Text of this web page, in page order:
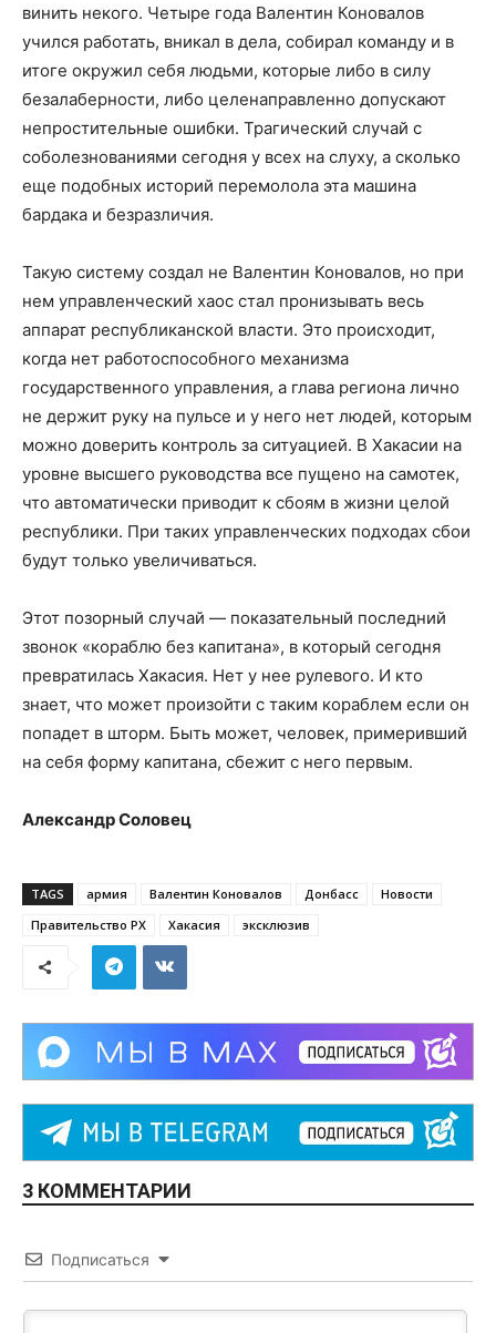
винить некого. Четыре года Валентин Коновалов
учился работать, вникал в дела, собирал команду и в
итоге окружил себя людьми, которые либо в силу
безалаберности, либо целенаправленно допускают
непростительные ошибки. Трагический случай с
соболезнованиями сегодня у всех на слуху, а сколько
еще подобных историй перемолола эта машина
бардака и безразличия.
Такую систему создал не Валентин Коновалов, но при
нем управленческий хаос стал пронизывать весь
аппарат республиканской власти. Это происходит,
когда нет работоспособного механизма
государственного управления, а глава региона лично
не держит руку на пульсе и у него нет людей, которым
можно доверить контроль за ситуацией. В Хакасии на
уровне высшего руководства все пущено на самотек,
что автоматически приводит к сбоям в жизни целой
республики. При таких управленческих подходах сбои
будут только увеличиваться.
Этот позорный случай — показательный последний
звонок «кораблю без капитана», в который сегодня
превратилась Хакасия. Нет у нее рулевого. И кто
знает, что может произойти с таким кораблем если он
попадет в шторм. Быть может, человек, примеривший
на себя форму капитана, сбежит с него первым.
Александр Соловец
TAGS армия Валентин Коновалов Донбасс
Новости
Правительство РХ
Хакасия эксклюзив
3 КОММЕНТАРИИ
Подписаться